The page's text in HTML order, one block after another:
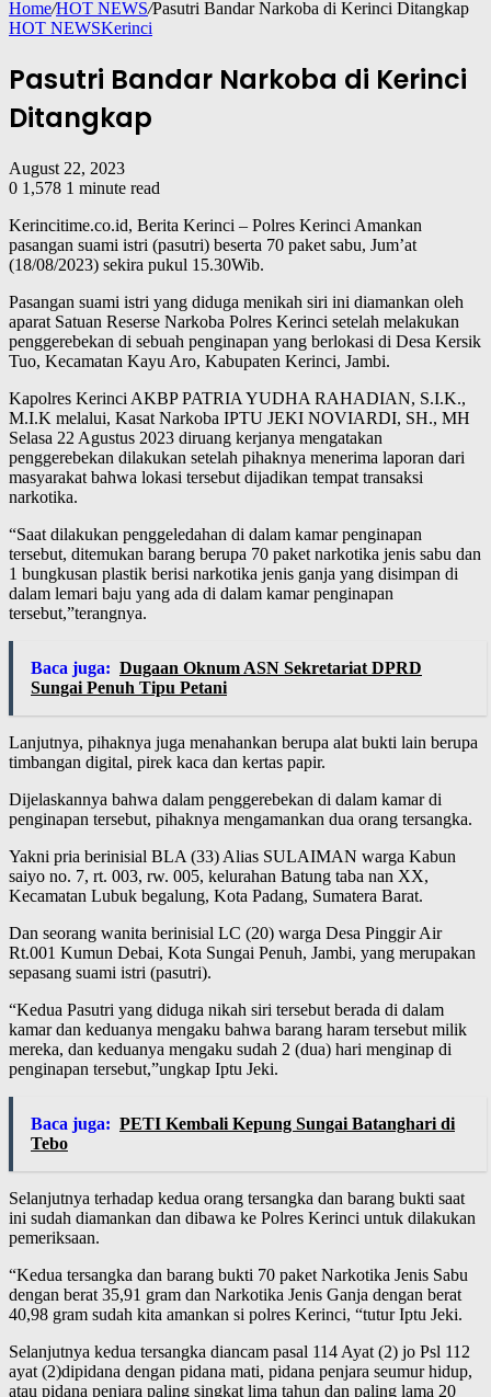
Home/HOT NEWS/Pasutri Bandar Narkoba di Kerinci Ditangkap
HOT NEWSKerinci
Pasutri Bandar Narkoba di Kerinci
Ditangkap
August 22, 2023
0 1,578 1 minute read
Kerincitime.co.id, Berita Kerinci – Polres Kerinci Amankan
pasangan suami istri (pasutri) beserta 70 paket sabu, Jum’at
(18/08/2023) sekira pukul 15.30Wib.
Pasangan suami istri yang diduga menikah siri ini diamankan oleh
aparat Satuan Reserse Narkoba Polres Kerinci setelah melakukan
penggerebekan di sebuah penginapan yang berlokasi di Desa Kersik
Tuo, Kecamatan Kayu Aro, Kabupaten Kerinci, Jambi.
Kapolres Kerinci AKBP PATRIA YUDHA RAHADIAN, S.I.K.,
M.I.K melalui, Kasat Narkoba IPTU JEKI NOVIARDI, SH., MH
Selasa 22 Agustus 2023 diruang kerjanya mengatakan
penggerebekan dilakukan setelah pihaknya menerima laporan dari
masyarakat bahwa lokasi tersebut dijadikan tempat transaksi
narkotika.
“Saat dilakukan penggeledahan di dalam kamar penginapan
tersebut, ditemukan barang berupa 70 paket narkotika jenis sabu dan
1 bungkusan plastik berisi narkotika jenis ganja yang disimpan di
dalam lemari baju yang ada di dalam kamar penginapan
tersebut,”terangnya.
Baca juga: Dugaan Oknum ASN Sekretariat DPRD
Sungai Penuh Tipu Petani
Lanjutnya, pihaknya juga menahankan berupa alat bukti lain berupa
timbangan digital, pirek kaca dan kertas papir.
Dijelaskannya bahwa dalam penggerebekan di dalam kamar di
penginapan tersebut, pihaknya mengamankan dua orang tersangka.
Yakni pria berinisial BLA (33) Alias SULAIMAN warga Kabun
saiyo no. 7, rt. 003, rw. 005, kelurahan Batung taba nan XX,
Kecamatan Lubuk begalung, Kota Padang, Sumatera Barat.
Dan seorang wanita berinisial LC (20) warga Desa Pinggir Air
Rt.001 Kumun Debai, Kota Sungai Penuh, Jambi, yang merupakan
sepasang suami istri (pasutri).
“Kedua Pasutri yang diduga nikah siri tersebut berada di dalam
kamar dan keduanya mengaku bahwa barang haram tersebut milik
mereka, dan keduanya mengaku sudah 2 (dua) hari menginap di
penginapan tersebut,”ungkap Iptu Jeki.
Baca juga: PETI Kembali Kepung Sungai Batanghari di
Tebo
Selanjutnya terhadap kedua orang tersangka dan barang bukti saat
ini sudah diamankan dan dibawa ke Polres Kerinci untuk dilakukan
pemeriksaan.
“Kedua tersangka dan barang bukti 70 paket Narkotika Jenis Sabu
dengan berat 35,91 gram dan Narkotika Jenis Ganja dengan berat
40,98 gram sudah kita amankan si polres Kerinci, “tutur Iptu Jeki.
Selanjutnya kedua tersangka diancam pasal 114 Ayat (2) jo Psl 112
ayat (2)dipidana dengan pidana mati, pidana penjara seumur hidup,
atau pidana penjara paling singkat lima tahun dan paling lama 20